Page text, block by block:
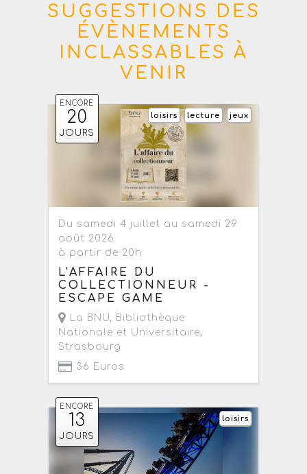
SUGGESTIONS DES
ÉVÈNEMENTS
INCLASSABLES À
VENIR
ENCORE
20
JOURS
jeux
lecture
loisirs
Du samedi 4 juillet au samedi 29
août 2026
à partir de 20h
L'AFFAIRE DU
COLLECTIONNEUR -
ESCAPE GAME
La BNU, Bibliothèque
Nationale et Universitaire,
Strasbourg
36 Euros
ENCORE
13
JOURS
loisirs